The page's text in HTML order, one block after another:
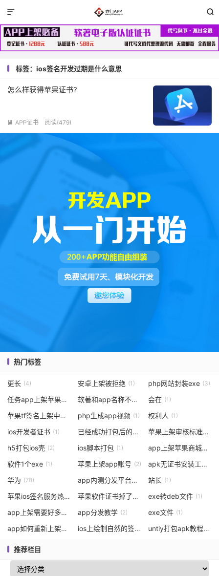


标签：ios签名开发过期是什么意思
怎么样获得苹果证书?
 APP证书 阅读(479)
热门标签
更长 (4) 安卓上架被拒绝 (1) php网站封装exe (3)
任务app上架苹果商店 (4) 软著和app名称不同 (3)会在 (1)
苹果tf签名上架中的常见问题解析 (4)
php生成app视频 (1) 权利人 (1)
ios开发者证书 (1) 已经成功打包后的苹果app (2) 苹果上架审核标准
h5打包ios壳 (2) ios脚本打包 (1)
app上架苹果商城麻烦吗
软件1个exe (1) 苹果上架app账号 (2)
apk无证书安装工具打不开怎么回事
华为 (78) app内测分发平台相关 (2)
站长 (1)
苹果ios签名服务热线 (1) 苹果软件证书掉了 exe转deb文件 (1)
app上架需要好多费用 (2)
app分发教学 (2) exe文件 (1)
app如何重新上架产品 (2) ios上绘制自然的签名 (2) untiy打包apk教程
推荐栏目